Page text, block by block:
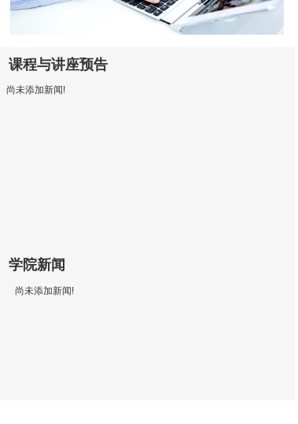
尚未添加新闻!
课程与讲座预告
学院新闻
尚未添加新闻!